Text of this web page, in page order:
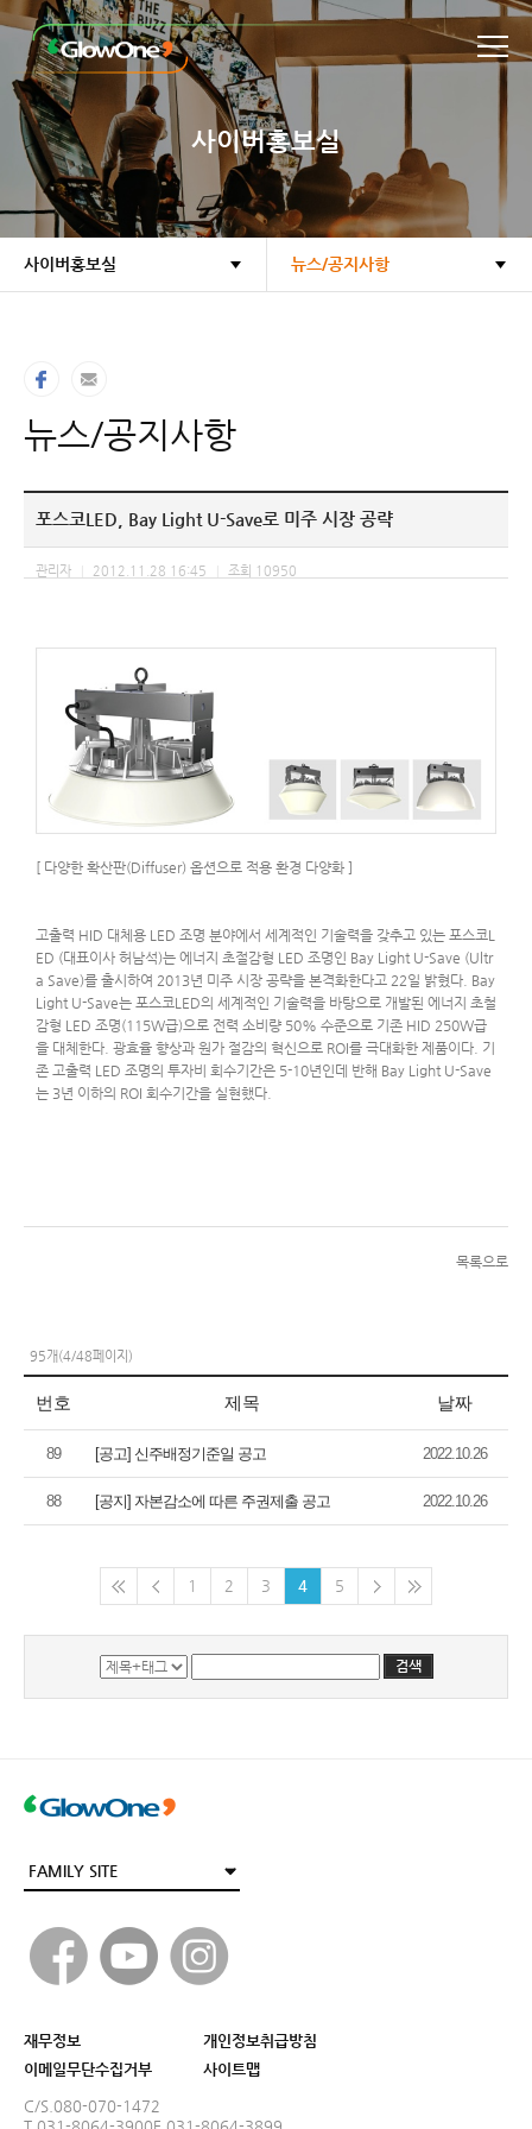
본문바로가기
사이버홍보실
사이버홍보실 뉴스/공지사항
뉴스/공지사항
포스코LED, Bay Light U-Save로 미주 시장 공략
관리자 2012.11.28 16:45 조회 10950
[ 다양한 확산판(Diffuser) 옵션으로 적용 환경 다양화 ]
고출력 HID 대체용 LED 조명 분야에서 세계적인 기술력을 갖추고 있는 포스코L
ED (대표이사 허남석)는 에너지 초절감형 LED 조명인 Bay Light U-Save (Ultr
a Save)를 출시하여 2013년 미주 시장 공략을 본격화한다고 22일 밝혔다. Bay
Light U-Save는 포스코LED의 세계적인 기술력을 바탕으로 개발된 에너지 초철
감형 LED 조명(115W급)으로 전력 소비량 50% 수준으로 기존 HID 250W급
을 대체한다. 광효율 향상과 원가 절감의 혁신으로 ROI를 극대화한 제품이다. 기
존 고출력 LED 조명의 투자비 회수기간은 5-10년인데 반해 Bay Light U-Save
는 3년 이하의 ROI 회수기간을 실현했다.
목록으로
95개(4/48페이지)
번호 제목 날짜
89 [공고] 신주배정기준일 공고 2022.10.26
88 [공지] 자본감소에 따른 주권제출 공고 2022.10.26
1 2 3 4 5
재무정보
개인정보취급방침
이메일무단수집거부
사이트맵
C/S.080-070-1472